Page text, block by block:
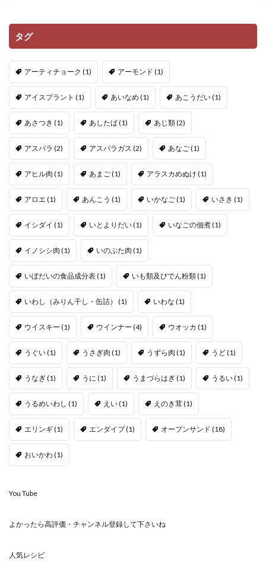
タグ
アーティチョーク (1) アーモンド (1)
アイスプラント (1) あいなめ (1) あこうだい(1)
あさつき (1) あしたば(1) あじ類(2)
アスパラ (2) アスパラガス (2) あなご(1)
アヒル肉 (1) あまご(1) アラスカめぬけ (1)
アロエ (1) あんこう (1) いかなご(1) いさき (1)
イシダイ (1) いとよりだい(1) いなごの佃煮(1)
イノシシ肉 (1) いのぶた肉 (1)
いぼだいの食品成分表(1) いも類及びでん粉類(1)
いわし（みりん干し・缶詰） (1) いわな (1)
ウイスキー (1) ウインナー (4) ウオッカ (1)
うぐい(1) うさぎ肉 (1) うずら肉 (1) うど(1)
うなぎ(1) うに (1) うまづらはぎ(1) うるい(1)
うるめいわし (1) えい(1) えのき茸(1)
エリンギ(1) エンダイブ(1) オープンサンド (18)
おいかわ(1)
You Tube
よかったら高評価・チャンネル登録して下さいね
人気レシピ